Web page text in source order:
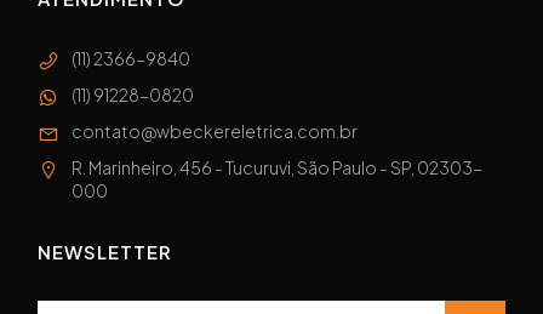
(11) 2366-9840
(11) 91228-0820
contato@wbeckereletrica.com.br
R. Marinheiro, 456 - Tucuruvi, São Paulo - SP, 02303-
000
NEWSLETTER